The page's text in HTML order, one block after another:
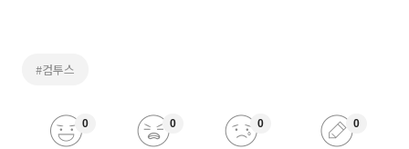
#컴투스
0 0 0 0